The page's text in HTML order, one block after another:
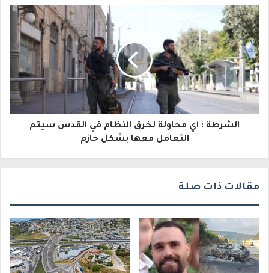
إ
ل
ك
ت
ر
الشرطة : اي محاولة لخرق النظام في القدس سيتم
التعامل معها بشكل حازم
مقالات ذات صلة